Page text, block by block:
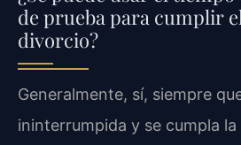
de prueba para cumplir
divorcio?
Generalmente, sí, siempre
ininterrumpida y se cumpla